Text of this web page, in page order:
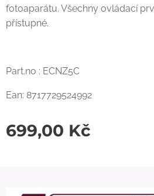
fotoaparátu. Všechny ovládací
přístupné.
Part.no : ECNZ5C
Ean: 8717729524992
699,00 Kč